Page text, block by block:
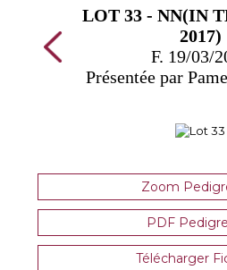
LOT 33 - NN(IN
2017)
F. 19/03/
Présentée par
Zoom
PDF
Télécharger